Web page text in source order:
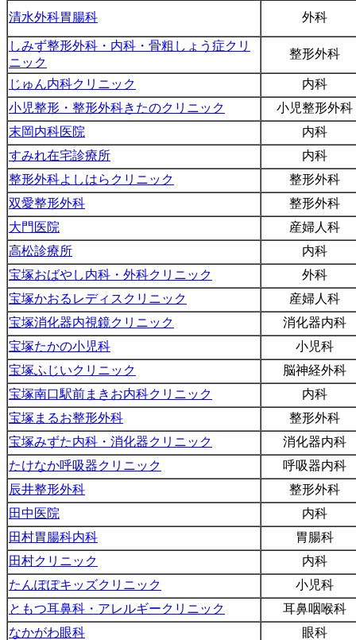
清水外科胃腸科 外科
しみず整形外科・内科・骨粗しょう症クリ
ニック
整形外科
じゅん内科クリニック
内科
小児整形・整形外科きたのクリニック
小児整形外科
末岡内科医院
内科
すみれ在宅診療所
内科
整形外科よしはらクリニック
整形外科
双愛整形外科
整形外科
大門医院
産婦人科
高松診療所
内科
宝塚おばやし内科・外科クリニック
外科
宝塚かおるレディスクリニック
産婦人科
宝塚消化器内視鏡クリニック
消化器内科
宝塚たかの小児科
小児科
宝塚ふじいクリニック
脳神経外科
宝塚南口駅前まきお内科クリニック
内科
宝塚まるお整形外科
整形外科
宝塚みずた内科・消化器クリニック
消化器内科
たけなか呼吸器クリニック
呼吸器内科
辰井整形外科
整形外科
田中医院
内科
田村胃腸科内科
胃腸科
田村クリニック
内科
たんぽぽキッズクリニック
小児科
ともつ耳鼻科・アレルギークリニック
耳鼻咽喉科
なかがわ眼科
眼科